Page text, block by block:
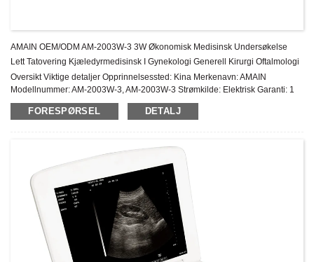
AMAIN OEM/ODM AM-2003W-3 3W Økonomisk Medisinsk Undersøkelse
Lett Tatovering Kjæledyrmedisinsk I Gynekologi Generell Kirurgi Oftalmologi
Oversikt Viktige detaljer Opprinnelsessted: Kina Merkenavn: AMAIN
Modellnummer: AM-2003W-3, AM-2003W-3 Strømkilde: Elektrisk Garanti: 1
års Ettersalgsservice: Online teknisk støtte Materiale: Metall, plast ...
FORESPØRSEL DETALJ